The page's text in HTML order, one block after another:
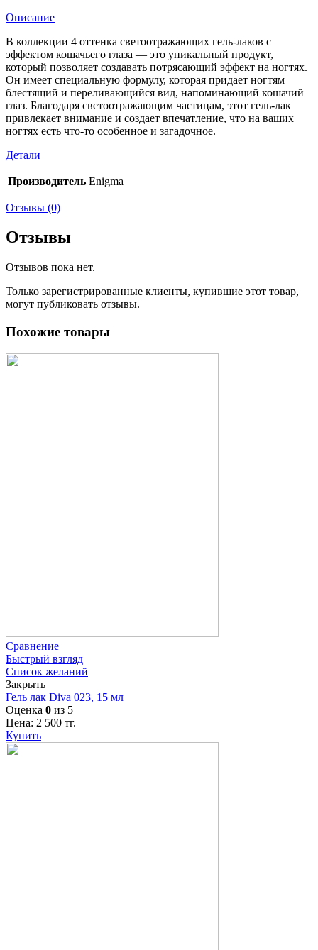
Описание
В коллекции 4 оттенка светоотражающих гель-лаков с
эффектом кошачьего глаза — это уникальный продукт,
который позволяет создавать потрясающий эффект на ногтях.
Он имеет специальную формулу, которая придает ногтям
блестящий и переливающийся вид, напоминающий кошачий
глаз. Благодаря светоотражающим частицам, этот гель-лак
привлекает внимание и создает впечатление, что на ваших
ногтях есть что-то особенное и загадочное.
Детали
Производитель Enigma
Отзывы (0)
Отзывы
Отзывов пока нет.
Только зарегистрированные клиенты, купившие этот товар,
могут публиковать отзывы.
Похожие товары
Сравнение
Быстрый взгляд
Список желаний
Закрыть
Гель лак Diva 023, 15 мл
Оценка 0 из 5
Цена: 2 500 тг.
Купить